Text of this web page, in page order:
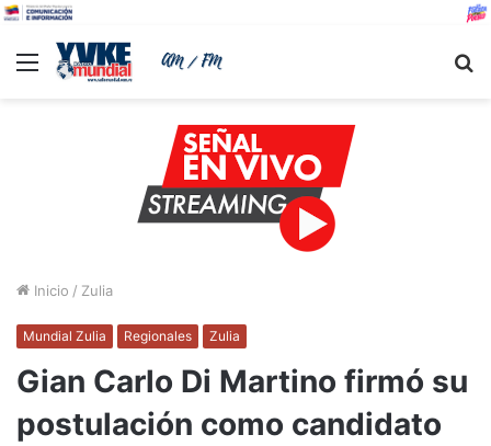
Menu
Inicio / Zulia
Mundial Zulia Regionales Zulia
Gian Carlo Di Martino firmó su
postulación como candidato